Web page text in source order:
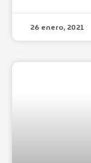
26 enero, 2021